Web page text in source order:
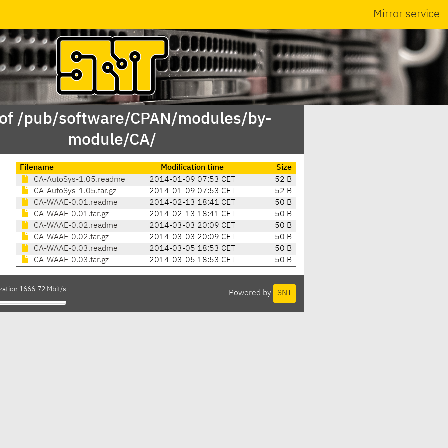
Mirror service
/pub/software/CPAN/modules/by-
module/CA/
Filename Modification time
Size
CA-AutoSys-1.05.readme
2014-01-09 07:53 CET
52 B
CA-AutoSys-1.05.tar.gz
2014-01-09 07:53 CET
52 B
CA-WAAE-0.01.readme
2014-02-13 18:41 CET
50 B
CA-WAAE-0.01.tar.gz
2014-02-13 18:41 CET
50 B
CA-WAAE-0.02.readme
2014-03-03 20:09 CET
50 B
CA-WAAE-0.02.tar.gz
2014-03-03 20:09 CET
50 B
CA-WAAE-0.03.readme
2014-03-05 18:53 CET
50 B
CA-WAAE-0.03.tar.gz
2014-03-05 18:53 CET 50 B
Powered by SNT
1666.72 Mbit/s